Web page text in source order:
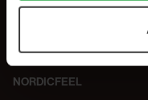
samt vår
NORDICFEEL